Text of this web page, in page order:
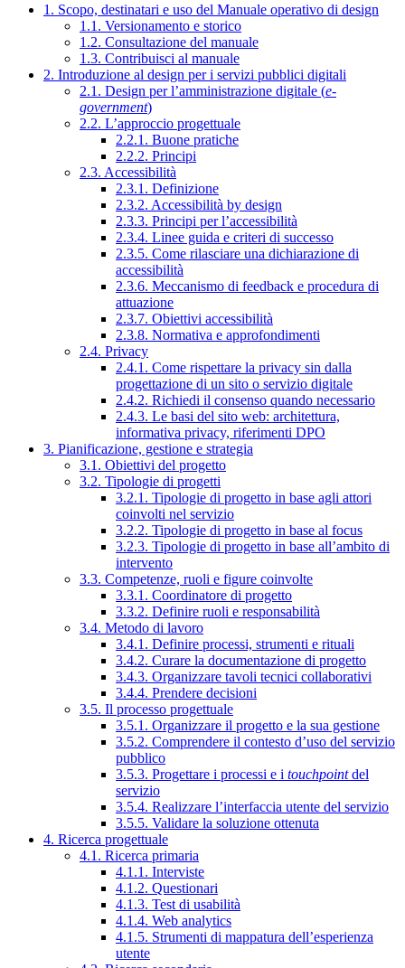
1. Scopo, destinatari e uso del Manuale operativo di design
1.1. Versionamento e storico
1.2. Consultazione del manuale
1.3. Contribuisci al manuale
2. Introduzione al design per i servizi pubblici digitali
2.1. Design per l’amministrazione digitale (e-
government)
2.2. L’approccio progettuale
2.2.1. Buone pratiche
2.2.2. Principi
2.3. Accessibilità
2.3.1. Definizione
2.3.2. Accessibilità by design
2.3.3. Principi per l’accessibilità
2.3.4. Linee guida e criteri di successo
2.3.5. Come rilasciare una dichiarazione di
accessibilità
2.3.6. Meccanismo di feedback e procedura di
attuazione
2.3.7. Obiettivi accessibilità
2.3.8. Normativa e approfondimenti
2.4. Privacy
2.4.1. Come rispettare la privacy sin dalla
progettazione di un sito o servizio digitale
2.4.2. Richiedi il consenso quando necessario
2.4.3. Le basi del sito web: architettura,
informativa privacy, riferimenti DPO
3. Pianificazione, gestione e strategia
3.1. Obiettivi del progetto
3.2. Tipologie di progetti
3.2.1. Tipologie di progetto in base agli attori
coinvolti nel servizio
3.2.2. Tipologie di progetto in base al focus
3.2.3. Tipologie di progetto in base all’ambito di
intervento
3.3. Competenze, ruoli e figure coinvolte
3.3.1. Coordinatore di progetto
3.3.2. Definire ruoli e responsabilità
3.4. Metodo di lavoro
3.4.1. Definire processi, strumenti e rituali
3.4.2. Curare la documentazione di progetto
3.4.3. Organizzare tavoli tecnici collaborativi
3.4.4. Prendere decisioni
3.5. Il processo progettuale
3.5.1. Organizzare il progetto e la sua gestione
3.5.2. Comprendere il contesto d’uso del servizio
pubblico
3.5.3. Progettare i processi e i touchpointdel
servizio
3.5.4. Realizzare l’interfaccia utente del servizio
3.5.5. Validare la soluzione ottenuta
4. Ricerca progettuale
4.1. Ricerca primaria
4.1.1. Interviste
4.1.2. Questionari
4.1.3. Test di usabilità
4.1.4. Web analytics
4.1.5. Strumenti di mappatura dell’esperienza
utente